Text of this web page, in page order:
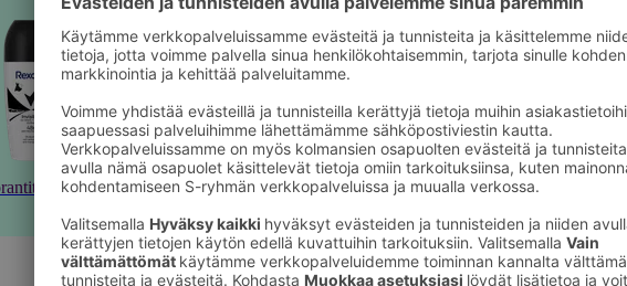
ja tuoksut Naisten deodorantit